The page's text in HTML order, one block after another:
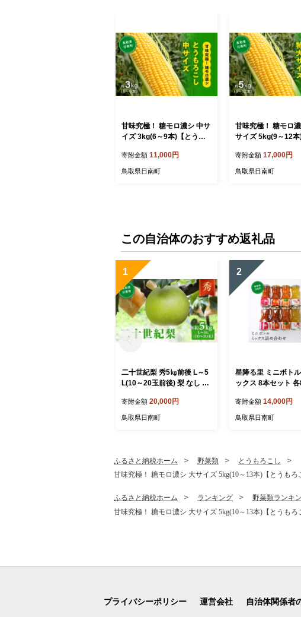
甘味究極！ 糖モロ濃シ 中サ
イズ 3kg(6～9本)【とうも
トコーン 産地直送 【配送不
可地域：離島】 鳥取県日南
寄附金額 11,000円
鳥取県日南町
甘味究極！ 糖モロ
サイズ 5kg(9～12本
ートコーン 産地直送
不可地域：離島】 鳥
寄附金額 17,000円
鳥取県日南町
この自治体のおすすめ返礼品
1
二十世紀梨 秀5㎏前後 L～5
L(10～20玉前後) 梨 なし フ
寄附金額 20,000円
鳥取県日南町
2
星降る里 ミニボト
ックス 8本セット
んじんジュース・り
ュース) 鳥取県日南
寄附金額 14,000円
鳥取県日南町
ふるさと納税ホーム 野菜類
とうもろこし
甘味究極！ 糖モロ濃シ 大サイズ 5kg(10～13本)【とうも
ふるさと納税ホーム ランキング 野菜類ランキ
甘味究極！ 糖モロ濃シ 大サイズ 5kg(10～13本)【とうも
プライバシーポリシー 運営会社 自治体関係者